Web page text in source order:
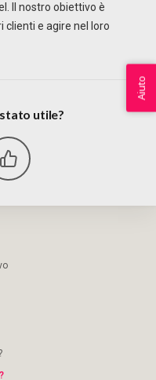
Il nostro obiettivo è
clienti e agire nel loro
utile?
Aiuto